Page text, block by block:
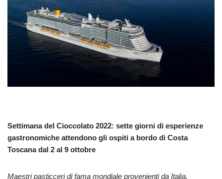
Settimana del Cioccolato 2022: sette giorni di esperienze
gastronomiche attendono gli ospiti a bordo di Costa
Toscana dal 2 al 9 ottobre
Maestri pasticceri di fama mondiale provenienti da Italia,